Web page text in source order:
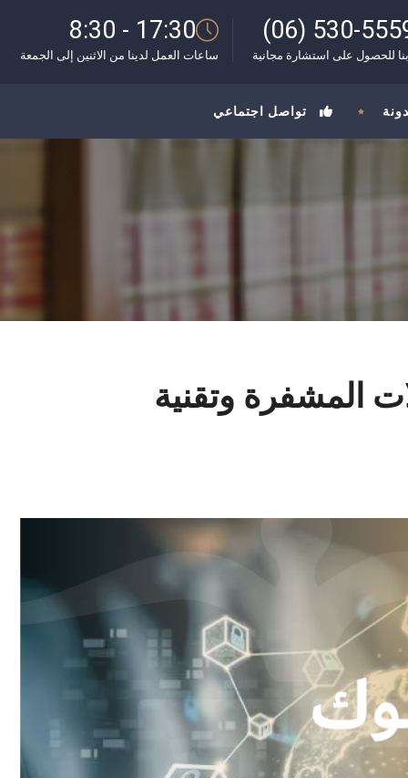
8:30 - 17:30
ساعات العمل لدينا من الاثنين إلى الجمعة
(06) 530-
للحصول على استشارة مجانية
تواصل اجتماعي
المشفرة وتقنية